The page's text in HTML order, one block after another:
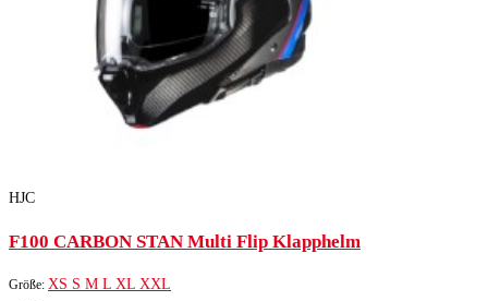
HJC
F100 CARBON STAN Multi Flip Klapphelm
Größe: XS S M L XL XXL